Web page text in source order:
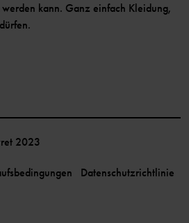
kann. Ganz einfach Kleidung,
2023
Datenschutzrichtlinie